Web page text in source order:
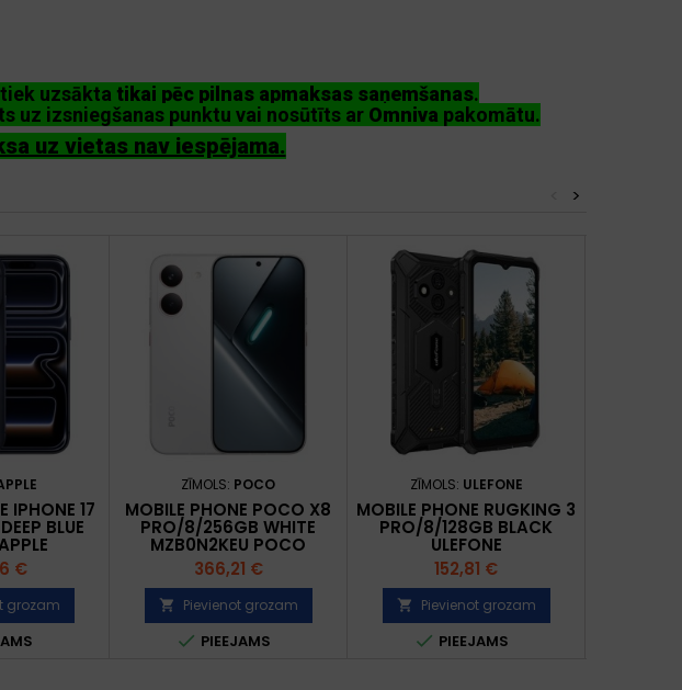
uzsākta tikai pēc pilnas apmaksas saņemšanas.
uz izsniegšanas punktu vai nosūtīts ar Omniva pakomātu.
uz vietas nav iespējama.
>
IPHONE 17
BLUE
€
grozam
ZĪMOLS: POCO
MOBILE PHONE POCO X8
PRO/8/256GB WHITE
MZB0N2KEU POCO
Cena
366,21 €
 Pievienot grozam
 PIEEJAMS
ZĪMOLS: ULEFONE
MOBILE PHONE RUGKING 3
PRO/8/128GB BLACK
ULEFONE
Cena
152,81 €
 Pievienot grozam
 PIEEJAMS